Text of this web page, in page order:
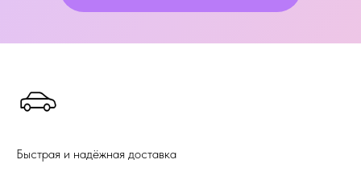
Быстрая и надёжная доставка